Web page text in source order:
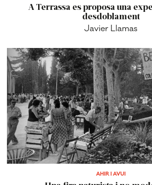
A Terrassa es proposa una
desdoblament
Javier Llamas
AHIR I AVUI